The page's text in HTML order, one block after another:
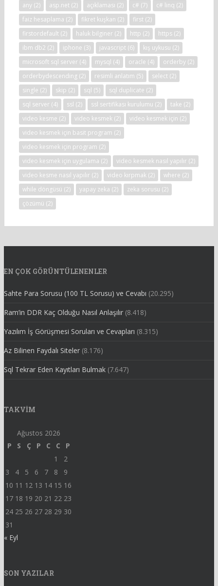
any (2) asp.net (2) açıklaması (2) c# (7) c# linq (2)
faiz hesaplama (2) fikret kuşkan (2) first (2)
firstordefault (2) haluk bilginer (2) http (2) https (2)
ibm db2 (2) iphone (3) javascript (6) kış uykusu (2)
microsoft sql server (4) mysql (4) oracle (4) orderby (2)
orderbydescending (2) resimli anlatım (5) select (2)
single (2) skip (2) sql (5) sql duplicate (2)
sql server (4) ssl (2) ssl sertifikası kurulumu (2) take (2)
video kesme (2) video kesmek (2) video kesmek için (2)
video kesmek için basit program (2)
video kesmek için program (2)
video kesmek için uygulama (2) video kesmek nasıl yapılır (2)
video kesme nasıl yapılır (2) video kırpmak (2) where (2)
while döngüsü (2) yapay zeka (2) zeka sorusu (2)
çözümü (2)
EN ÇOK GÖRÜNTÜLENENLER
Sahte Para Sorusu (100 TL Sorusu) ve Cevabı (20.295)
Ram’in DDR Kaç Olduğu Nasıl Anlaşılır (8.418)
Yazılım İş Görüşmesi Soruları ve Cevapları (8.315)
Az Bilinen Faydalı Siteler (8.176)
Sql Tekrar Eden Kayıtları Bulmak (7.647)
TAKVIM
Ağustos 2026
P
S Ç P C C
P
1
2
3
4 5 6 7 8
9
10 11 12 13 14 15 16
17 18 19 20 21 22 23
24 25 26 27 28 29 30
31
« Eyl
SON YAZILAR